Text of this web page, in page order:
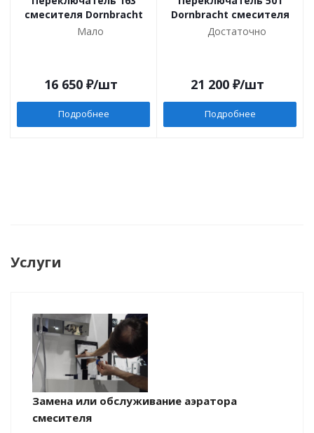
смесителя Dornbracht
Мало
16 650 ₽/шт
Подробнее
Dornbracht смесителя
Достаточно
21 200 ₽/шт
Подробнее
Услуги
Замена или обслуживание аэратора
смесителя